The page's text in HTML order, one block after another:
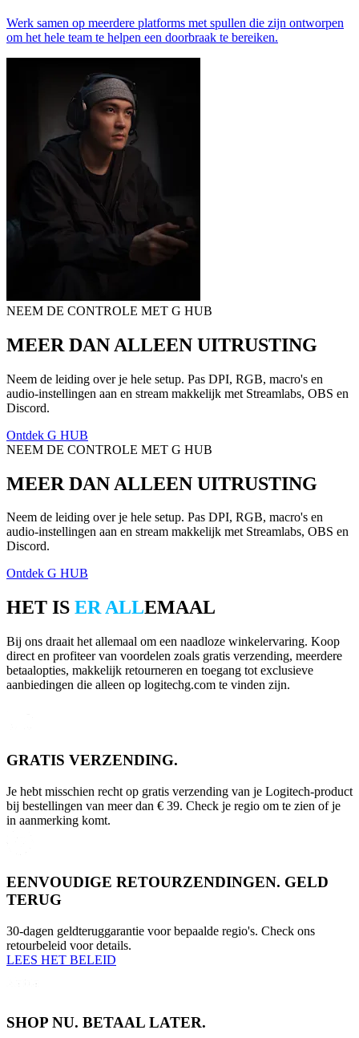
Werk samen op meerdere platforms met spullen die zijn ontworpen
om het hele team te helpen een doorbraak te bereiken.
NEEM DE CONTROLE MET G HUB
MEER DAN ALLEEN UITRUSTING
Neem de leiding over je hele setup. Pas DPI, RGB, macro's en
audio-instellingen aan en stream makkelijk met Streamlabs, OBS en
Discord.
Ontdek G HUB
NEEM DE CONTROLE MET G HUB
MEER DAN ALLEEN UITRUSTING
Neem de leiding over je hele setup. Pas DPI, RGB, macro's en
audio-instellingen aan en stream makkelijk met Streamlabs, OBS en
Discord.
Ontdek G HUB
HET IS ER ALLEMAAL
Bij ons draait het allemaal om een naadloze winkelervaring. Koop
direct en profiteer van voordelen zoals gratis verzending, meerdere
betaalopties, makkelijk retourneren en toegang tot exclusieve
aanbiedingen die alleen op logitechg.com te vinden zijn.
GRATIS VERZENDING.
Je hebt misschien recht op gratis verzending van je Logitech-product
bij bestellingen van meer dan € 39. Check je regio om te zien of je
in aanmerking komt.
EENVOUDIGE RETOURZENDINGEN. GELD
TERUG
30-dagen geldteruggarantie voor bepaalde regio's. Check ons
retourbeleid voor details.
LEES HET BELEID
SHOP NU. BETAAL LATER.